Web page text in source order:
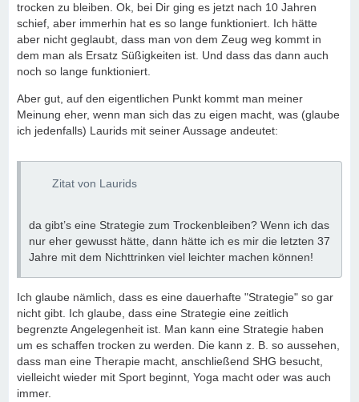
trocken zu bleiben. Ok, bei Dir ging es jetzt nach 10 Jahren
schief, aber immerhin hat es so lange funktioniert. Ich hätte
aber nicht geglaubt, dass man von dem Zeug weg kommt in
dem man als Ersatz Süßigkeiten ist. Und dass das dann auch
noch so lange funktioniert.
Aber gut, auf den eigentlichen Punkt kommt man meiner
Meinung eher, wenn man sich das zu eigen macht, was (glaube
ich jedenfalls) Laurids mit seiner Aussage andeutet:
Zitat von Laurids
da gibt’s eine Strategie zum Trockenbleiben? Wenn ich das
nur eher gewusst hätte, dann hätte ich es mir die letzten 37
Jahre mit dem Nichttrinken viel leichter machen können!
Ich glaube nämlich, dass es eine dauerhafte "Strategie" so gar
nicht gibt. Ich glaube, dass eine Strategie eine zeitlich
begrenzte Angelegenheit ist. Man kann eine Strategie haben
um es schaffen trocken zu werden. Die kann z. B. so aussehen,
dass man eine Therapie macht, anschließend SHG besucht,
vielleicht wieder mit Sport beginnt, Yoga macht oder was auch
immer.